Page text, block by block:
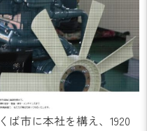
ば市に本社を構え、1920